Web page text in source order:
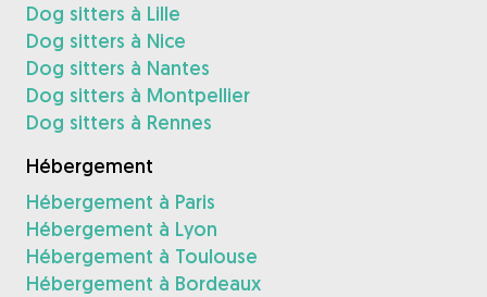
Dog sitters à Lille
Dog sitters à Nice
Dog sitters à Nantes
Dog sitters à Montpellier
Dog sitters à Rennes
Hébergement
Hébergement à Paris
Hébergement à Lyon
Hébergement à Toulouse
Hébergement à Bordeaux